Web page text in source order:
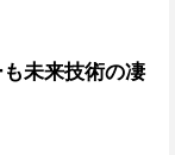
未来技術の凄